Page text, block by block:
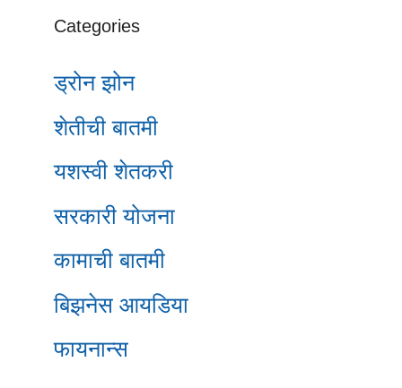
Categories
ड्रोन झोन
शेतीची बातमी
यशस्वी शेतकरी
सरकारी योजना
कामाची बातमी
बिझनेस आयडिया
फायनान्स